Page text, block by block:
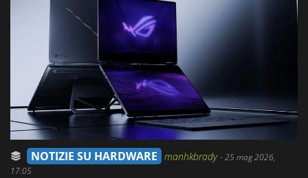
NOTIZIE SU HARDWARE manhkbrady-25 mag 2026,
17:05